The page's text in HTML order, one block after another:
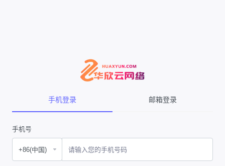
手机登录 邮箱登录
手机号